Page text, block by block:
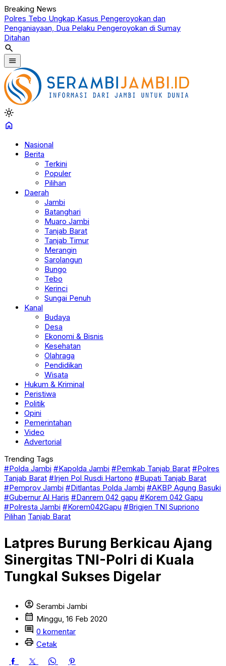
Breaking News
Polres Tebo Ungkap Kasus Pengeroyokan dan
Penganiayaan, Dua Pelaku Pengeroyokan di Sumay
Ditahan
search
menu
light_mode
home
Nasional
Berita
Terkini
Populer
Pilihan
Daerah
Jambi
Batanghari
Muaro Jambi
Tanjab Barat
Tanjab Timur
Merangin
Sarolangun
Bungo
Tebo
Kerinci
Sungai Penuh
Kanal
Budaya
Desa
Ekonomi & Bisnis
Kesehatan
Olahraga
Pendidikan
Wisata
Hukum & Kriminal
Peristiwa
Politik
Opini
Pemerintahan
Video
Advertorial
Trending Tags
#Polda Jambi #Kapolda Jambi #Pemkab Tanjab Barat #Polres
Tanjab Barat #Irjen Pol Rusdi Hartono #Bupati Tanjab Barat
#Pemprov Jambi #Ditlantas Polda Jambi #AKBP Agung Basuki
#Gubernur Al Haris #Danrem 042 gapu #Korem 042 Gapu
#Polresta Jambi #Korem042Gapu #Brigjen TNI Supriono
Pilihan Tanjab Barat
Latpres Burung Berkicau Ajang
Sinergitas TNI-Polri di Kuala
Tungkal Sukses Digelar
account_circle Serambi Jambi
calendar_month Minggu, 16 Feb 2020
comment 0 komentar
print Cetak